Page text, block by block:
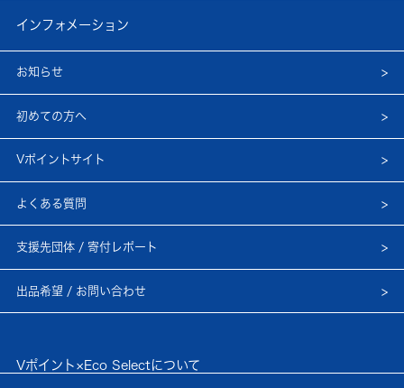
インフォメーション
お知らせ
初めての方へ
Vポイントサイト
よくある質問
支援先団体 / 寄付レポート
出品希望 / お問い合わせ
Vポイント×Eco Selectについて